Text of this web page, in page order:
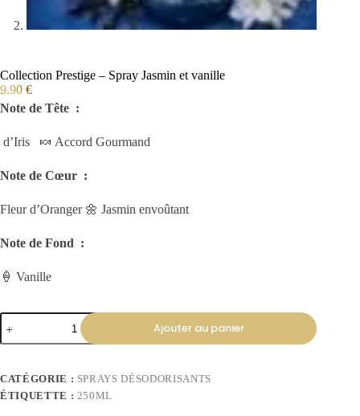
Collection Prestige – Spray Jasmin et vanille
9.90 €
Note de Tête :
d’Iris 🍬 Accord Gourmand
Note de Cœur :
Fleur d’Oranger 🌼 Jasmin envoûtant
Note de Fond :
🍦 Vanille
Ajouter au panier
CATÉGORIE : SPRAYS DÉSODORISANTS
ÉTIQUETTE : 250ML